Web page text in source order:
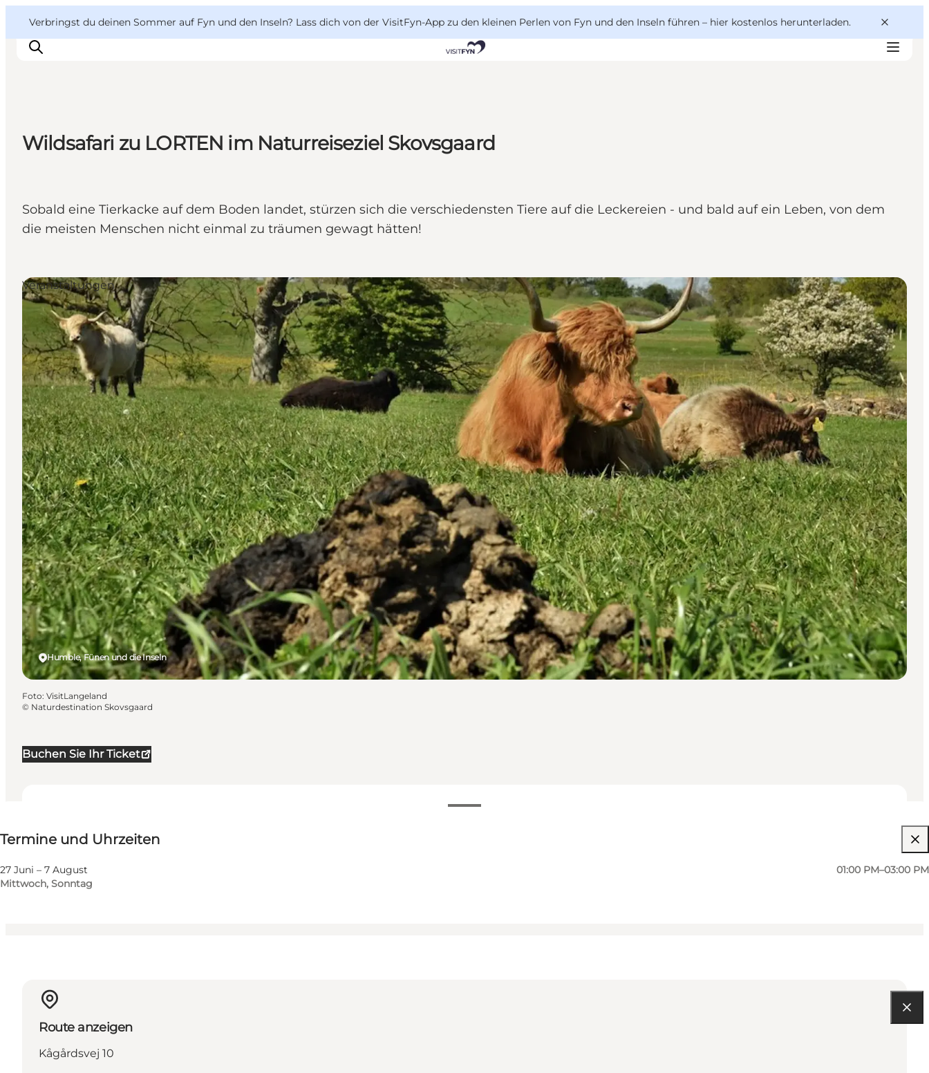
Verbringst du deinen Sommer auf Fyn und den Inseln? Lass dich von der VisitFyn-App zu den kleinen Perlen von Fyn und den Inseln führen – hier kostenlos herunterladen.
Reise Ideen
Übernachtung
VisitFyn
Deutsch
Wildsafari zu LORTEN im Naturreiseziel Skovsgaard
Sobald eine Tierkacke auf dem Boden landet, stürzen sich die verschiedensten Tiere auf die Leckereien - und bald auf ein Leben, von dem
die meisten Menschen nicht einmal zu träumen gewagt hätten!
Buchen Sie Ihr Ticket
Termine und Uhrzeiten
27 Juni – 7 August
Mittwoch, Sonntag
01:00 PM–03:00 PM
Website besuchen
Kinder, Freunde, Mein Partner, Mir selbst
Humble, Fünen und die Inseln
Veranstaltungen
Foto: VisitLangeland
© Naturdestination Skovsgaard
Route anzeigen
Kågårdsvej 10